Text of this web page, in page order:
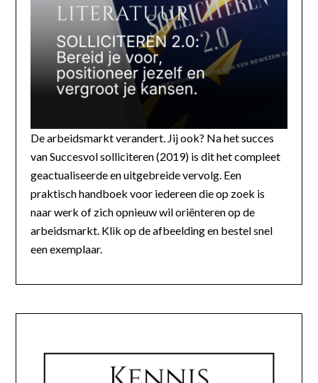
De arbeidsmarkt verandert. Jij ook? Na het succes
van Succesvol solliciteren (2019) is dit het compleet
geactualiseerde en uitgebreide vervolg. Een
praktisch handboek voor iedereen die op zoek is
naar werk of zich opnieuw wil oriënteren op de
arbeidsmarkt. Klik op de afbeelding en bestel snel
een exemplaar.